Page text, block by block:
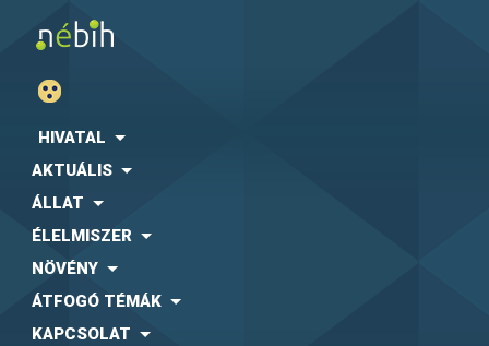
HIVATAL
AKTUÁLIS
ÁLLAT
ÉLELMISZER
NÖVÉNY
ÁTFOGÓ TÉMÁK
KAPCSOLAT